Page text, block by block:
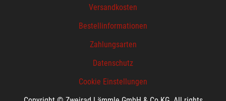
Versandkosten
Bestellinformationen
Zahlungsarten
Datenschutz
Cookie Einstellungen